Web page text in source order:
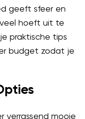
geeft sfeer en
hoeft uit te
praktische tips
budget zodat je
verrassend mooie